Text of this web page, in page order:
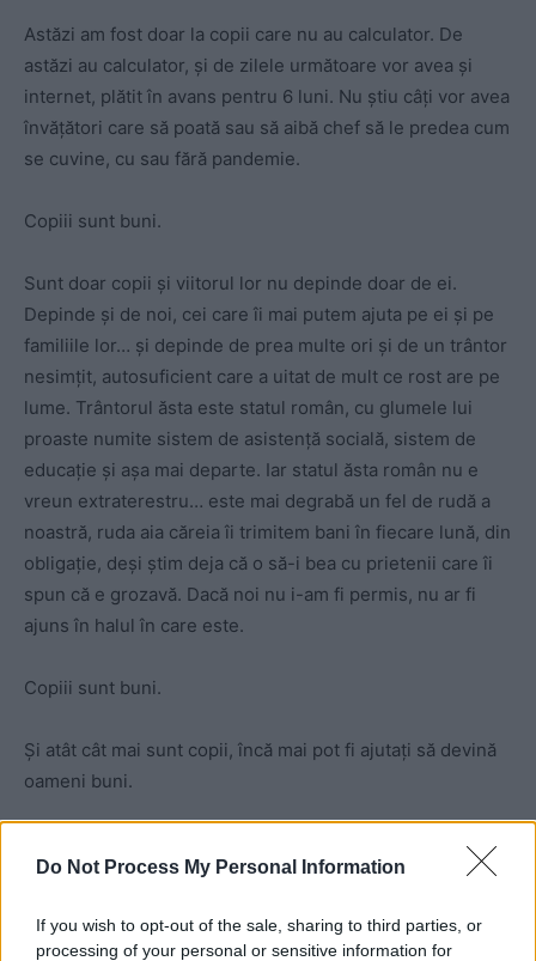
Do Not Process My Personal Information
If you wish to opt-out of the sale, sharing to third parties, or
processing of your personal or sensitive information for
Astăzi am fost doar la copii care nu au calculator. De
astăzi au calculator, și de zilele următoare vor avea și
internet, plătit în avans pentru 6 luni. Nu știu câți vor avea
învățători care să poată sau să aibă chef să le predea cum
se cuvine, cu sau fără pandemie.
Copiii sunt buni.
Sunt doar copii și viitorul lor nu depinde doar de ei.
Depinde și de noi, cei care îi mai putem ajuta pe ei și pe
familiile lor… și depinde de prea multe ori și de un trântor
nesimțit, autosuficient care a uitat de mult ce rost are pe
lume. Trântorul ăsta este statul român, cu glumele lui
proaste numite sistem de asistență socială, sistem de
educație și așa mai departe. Iar statul ăsta român nu e
vreun extraterestru… este mai degrabă un fel de rudă a
noastră, ruda aia căreia îi trimitem bani în fiecare lună, din
obligație, deși știm deja că o să-i bea cu prietenii care îi
spun că e grozavă. Dacă noi nu i-am fi permis, nu ar fi
ajuns în halul în care este.
Copiii sunt buni.
Și atât cât mai sunt copii, încă mai pot fi ajutați să devină
oameni buni.
Dacă ne va păsa îndeajuns. Și dacă vom face ce depinde
de noi. Azi, mai degrabă decât mâine, sau la anu’, sau la